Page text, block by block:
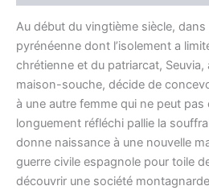
Au début du vingtième siècle, dans
pyrénéenne dont l’isolement a
chrétienne et du patriarcat, Seuvia,
maison-souche, décide de
à une autre femme qui ne peut pas
longuement réfléchi pallie la
donne naissance à une nouvelle
guerre civile espagnole pour toile
découvrir une société